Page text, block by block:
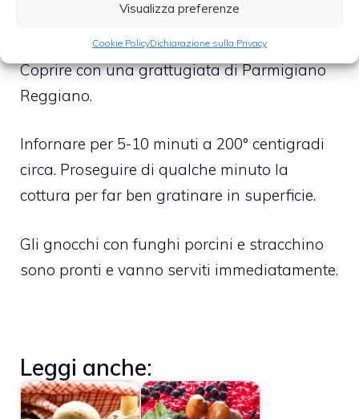
Visualizza preferenze
Cookie PolicyDichiarazione sulla Privacy
cura per amalgamare gli ingredienti, ma con
delicatezza per non rompere gli gnocchi.
Coprire con una grattugiata di Parmigiano
Reggiano.
Infornare per 5-10 minuti a 200° centigradi
circa. Proseguire di qualche minuto la
cottura per far ben gratinare in superficie.
Gli gnocchi con funghi porcini e stracchino
sono pronti e vanno serviti immediatamente.
Leggi anche: